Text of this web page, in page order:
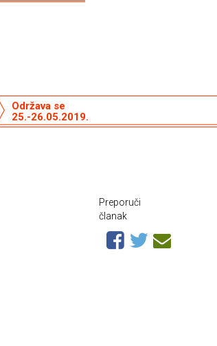
Održava se
25.-26.05.2019.
Preporuči
članak